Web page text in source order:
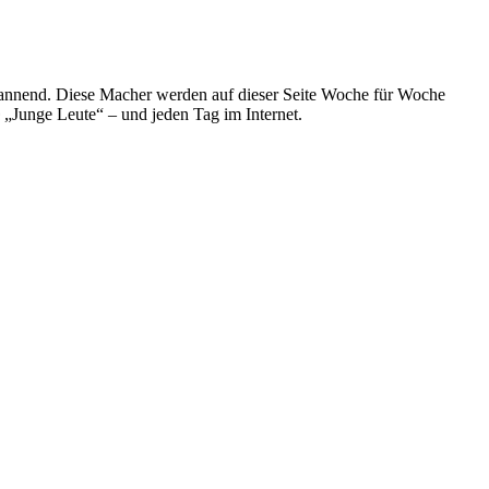
Diese Macher werden auf dieser Seite Woche für Woche
Leute“ – und jeden Tag im Internet.